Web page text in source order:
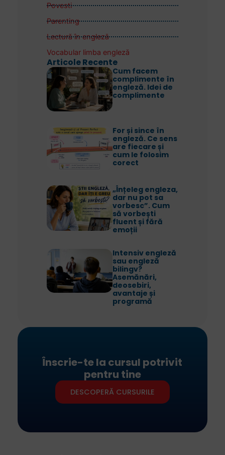
Povesti
Parenting
Lectură în engleză
Vocabular limba engleză
Articole Recente
Cum facem
complimente în
engleză. Idei de
complimente
For și since în
engleză. Ce sens
are fiecare și
cum le folosim
corect
„Înțeleg engleza,
dar nu pot sa
vorbesc”. Cum
să vorbești
fluent și fără
emoții
Intensiv engleză
sau engleză
bilingv?
Asemănări,
deosebiri,
avantaje și
programă
Înscrie-te la cursul potrivit
pentru tine
DESCOPERĂ CURSURILE